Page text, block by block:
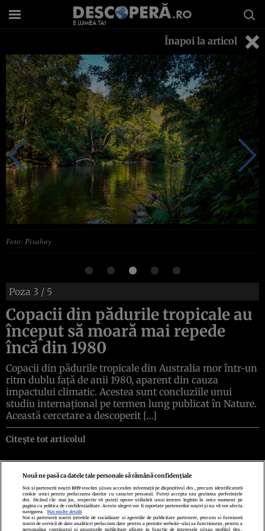
Înapoi la articol
Foto: Pixabay
Poza 3 / 5
Copacii din pădurile tropicale au
început să moară mai repede
încă din 1980
Copacii din pădurile tropicale din Australia mor într-un
ritm dublu față de anii 1980, aparent din cauza
impactului climatic. Acestea sunt concluziile unui
studiu internațional pe termen lung publicat în Nature.
Această cercetare a descoperit […]
Citește tot articolul
Politica de confidenţialitatePolitica de cookiesTermeni şi condiţii
Echipa redacționalăContactSetări Cookies
Nouă ne pasă ca datele tale personale să rămână confidențiale
Noi și partenerii noștri1019 stocăm și/sau accesăm informații pe dispozitivul dvs., precum identificatorii
cookie unici pentru prelucrarea datelor cu caracter personal. Puteți accepta sau gestiona preferințele
dvs. făcând clic mai jos, respectiv vă puteți opune utilizării unui interes legitim în orice moment pe
pagina cu politica de confidențialitate. Aceste alegeri vor fi raportate partenerilor noștri și nu vă vor afecta
navigarea.
Mai multe detalii
Noi si partenerii nostri (retelele de socializare si agentiile de publicitate partenere, precum si furnizorii
nostri de servicii de date analitice) prelucram date pentru a permite website-ului sa functioneze, pentru a
personaliza continutul si anunturile publicitare afisate in functie de interesele si/sau profilul dvs.,